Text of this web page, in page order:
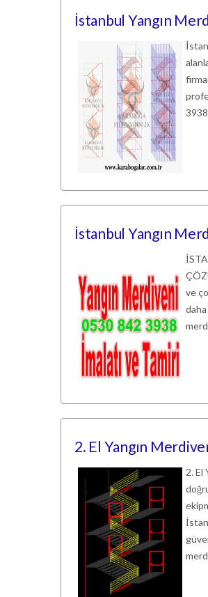
İstanbul Yangın
İstanbul Yangın
ve
2. El Yangın
2. El